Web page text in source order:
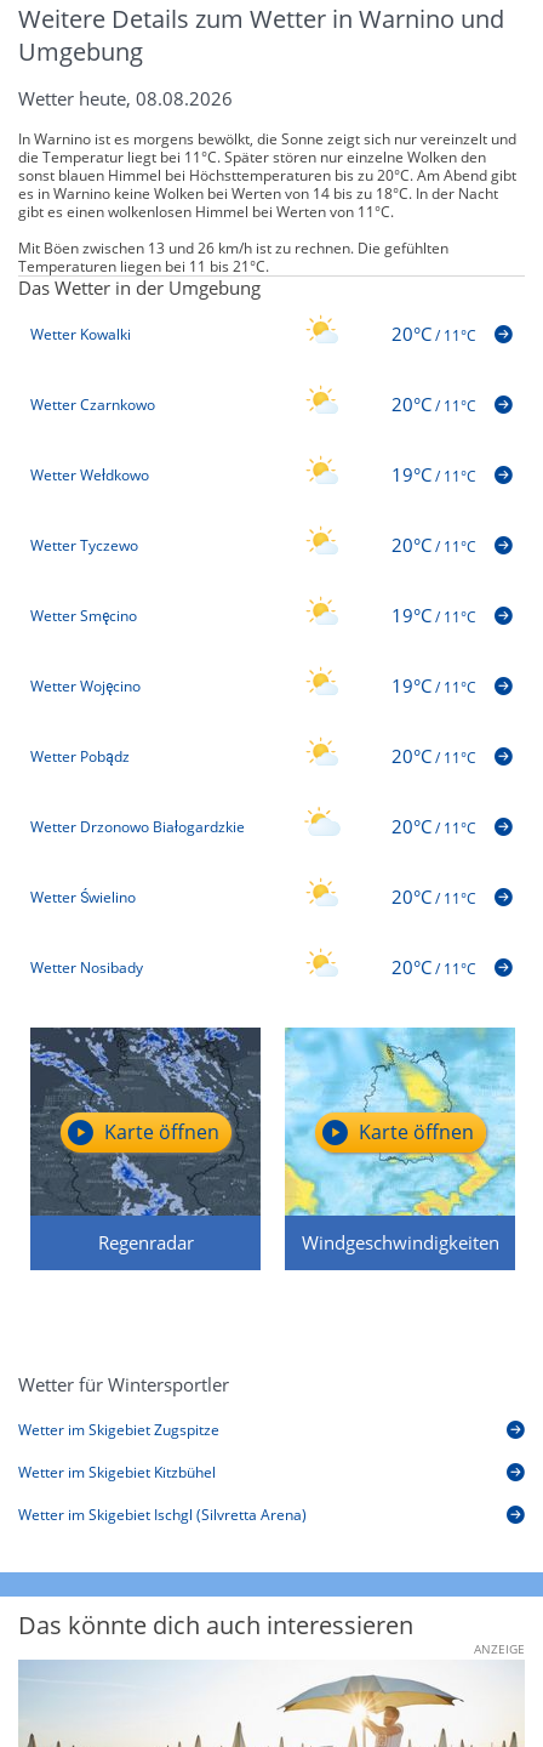
Weitere Details zum Wetter in Warnino und
Umgebung
Wetter heute, 08.08.2026
In Warnino ist es morgens bewölkt, die Sonne zeigt sich nur vereinzelt und
die Temperatur liegt bei 11°C. Später stören nur einzelne Wolken den
sonst blauen Himmel bei Höchsttemperaturen bis zu 20°C. Am Abend gibt
es in Warnino keine Wolken bei Werten von 14 bis zu 18°C. In der Nacht
gibt es einen wolkenlosen Himmel bei Werten von 11°C.
Mit Böen zwischen 13 und 26 km/h ist zu rechnen. Die gefühlten
Temperaturen liegen bei 11 bis 21°C.
Das Wetter in der Umgebung
Wetter Kowalki 20°C/11°C
Wetter Czarnkowo 20°C/11°C
Wetter Wełdkowo 19°C/11°C
Wetter Tyczewo 20°C/11°C
Wetter Smęcino 19°C/11°C
Wetter Wojęcino 19°C/11°C
Wetter Pobądz 20°C/11°C
Wetter Drzonowo Białogardzkie 20°C/11°C
Wetter Świelino 20°C/11°C
Wetter Nosibady 20°C/11°C
Regenradar
Karte öffnen
Windgeschwindigkeiten
Karte öffnen
Wetter für Wintersportler
Wetter im Skigebiet Zugspitze
Wetter im Skigebiet Kitzbühel
Wetter im Skigebiet Ischgl (Silvretta Arena)
Das könnte dich auch interessieren
ANZEIGE